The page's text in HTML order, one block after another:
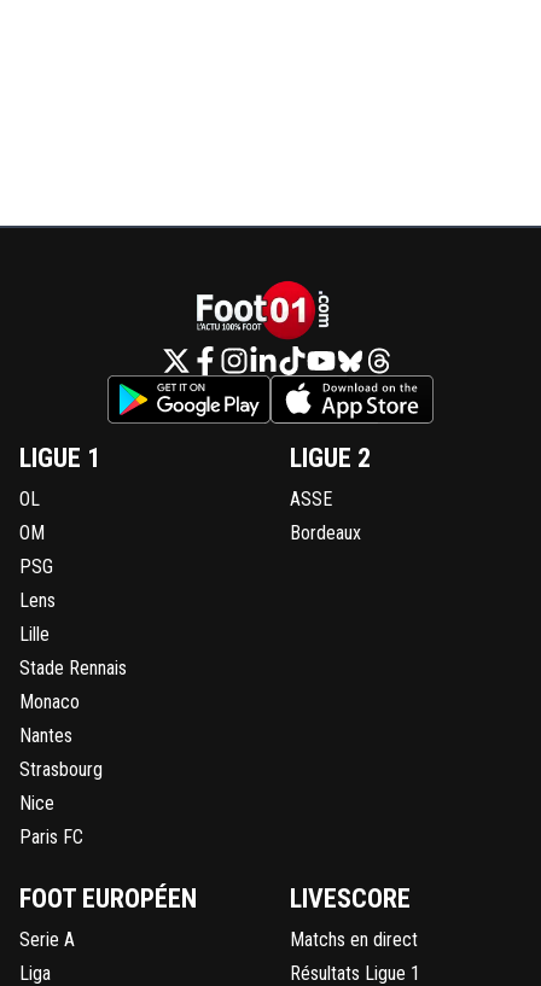
LIGUE 1
OL
OM
PSG
Lens
Lille
Stade Rennais
Monaco
Nantes
Strasbourg
Nice
Paris FC
LIGUE 2
ASSE
Bordeaux
FOOT EUROPÉEN
Serie A
Liga
LIVESCORE
Matchs en direct
Résultats Ligue 1